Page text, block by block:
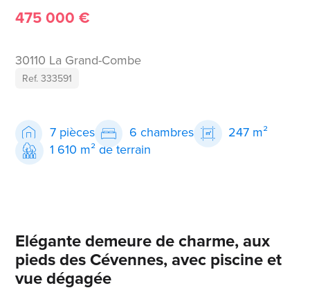
475 000 €
30110 La Grand-Combe
Ref. 333591
7 pièces 6 chambres
247 m²
1 610 m² de terrain
Elégante demeure de charme, aux
pieds des Cévennes, avec piscine et
vue dégagée